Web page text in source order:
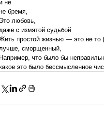
не
бремя,
Это любовь,
с измятой судьбой
простой жизнью — это не то
сморщенный,
Например, что было бы
это было бессмысленное